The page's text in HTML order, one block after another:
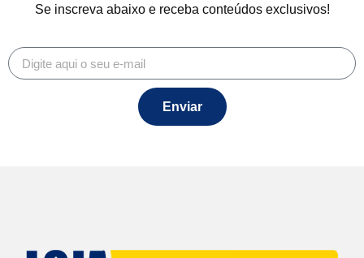
Se inscreva abaixo e receba conteúdos exclusivos!
Enviar